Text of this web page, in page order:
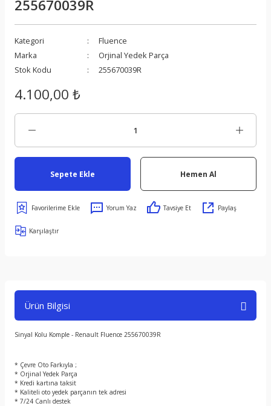
255670039R
Kategori
Fluence
Marka
Orjinal Yedek Parça
Stok Kodu
255670039R
4.100,00 ₺
Sepete Ekle Hemen Al
Yorum Yaz Tavsiye Et Paylaş
Karşılaştır
Ürün Bilgisi
Sinyal Kolu Komple - Renault Fluence 255670039R
* Çevre Oto Farkıyla ;
* Orjinal Yedek Parça
* Kredi kartına taksit
* Kaliteli oto yedek parçanın tek adresi
* 7/24 Canlı destek